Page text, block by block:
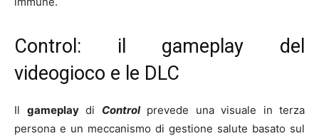
Control: il gameplay del
videogioco e le DLC
Il gameplaydi Controlprevede una visuale in terza
persona e un meccanismo di gestione salute basato sul